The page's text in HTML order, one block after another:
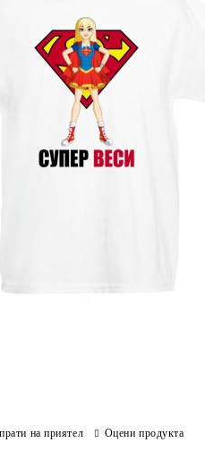
на приятел Оцени продукта